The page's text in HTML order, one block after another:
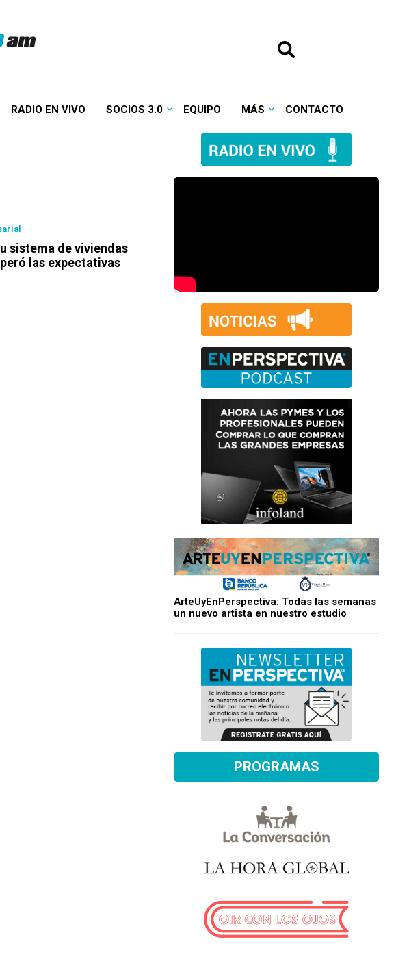
RADIO EN VIVO SOCIOS 3.0 EQUIPO MÁS CONTACTO
sistema de viviendas
las expectativas
ArteUyEnPerspectiva: Todas las semanas
un nuevo artista en nuestro estudio
PROGRAMAS